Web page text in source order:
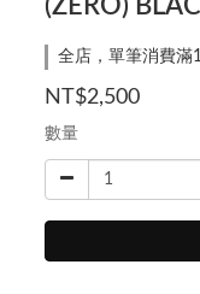
(ZERO)
全店，單筆消費滿
NT$2,500
數量